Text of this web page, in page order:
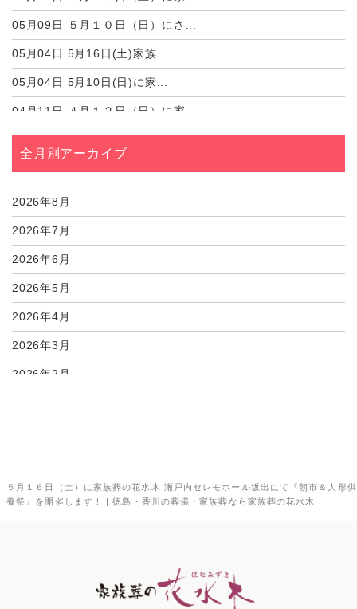
５月１６日（土）に家族葬の花水木 瀬戸内セレモホール坂出にて『朝市＆人形供
養祭』を開催します！ | 徳島・香川の葬儀・家族葬なら家族葬の花水木
05月09日 ５月１０日（日）にさ...
05月04日 5月16日(土)家族...
05月04日 5月10日(日)に家...
04月11日 ４月１２日（日）に家...
04月06日4月12日（日）に家...
03月07日３月８日（日）にさぬ...
全月別アーカイブ
2026年8月
2026年7月
2026年6月
2026年5月
2026年4月
2026年3月
2026年2月
2025年10月